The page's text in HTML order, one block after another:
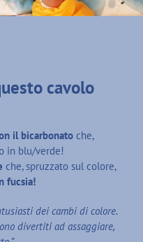
cavolo
il bicarbonato che,
in blu/verde!
che, spruzzato sul colore,
fucsia!
dei cambi di colore.
divertiti ad assaggiare,